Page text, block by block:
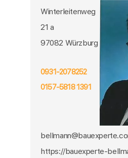
Winterleitenweg
21 a
97082 Würzburg
0931-2078252
0157-5818 1391
https://bauexperte-